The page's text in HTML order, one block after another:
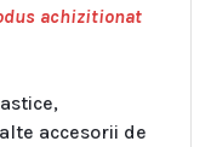
achizitionat
accesorii de